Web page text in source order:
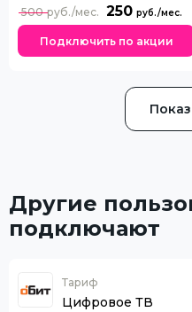
250
500
Подключить по акции
Другие
подключают
Тариф
Цифровое ТВ